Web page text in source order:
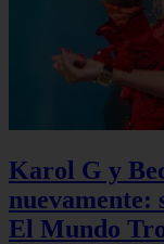
Karol G y
nuevamente:
El Mundo